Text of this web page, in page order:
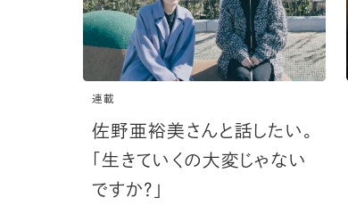
連載
佐野亜裕美さんと話したい。
「生きていくの大変じゃない
ですか？」